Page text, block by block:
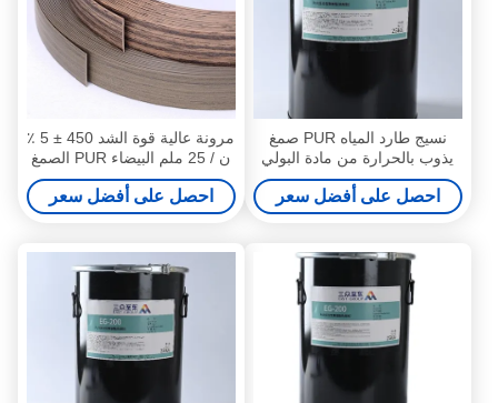
نسيج طارد المياه PUR صمغ
يذوب بالحرارة من مادة البولي
يوريثين بور ، مواد لاصقة تذوب
بالحرارة ، تصفيح الملابس
احصل على أفضل سعر
مرونة عالية قوة الشد 450 ± 5 ٪
ن / 25 ملم البيضاء PUR الصمغ
الذوبان الساخن لمتطلباتك
احصل على أفضل سعر